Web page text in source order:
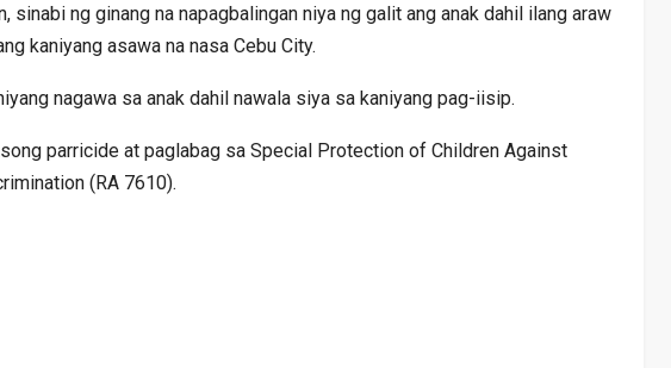
sinabi ng ginang na napagbalingan niya ng galit ang anak dahil ilang araw
kaniyang asawa na nasa Cebu City.
nagawa sa anak dahil nawala siya sa kaniyang pag-iisip.
parricide at paglabag sa Special Protection of Children Against
(RA 7610).